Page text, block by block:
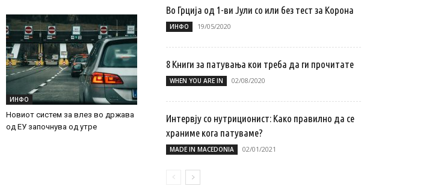
ИНФО
Новиот систем за влез во држава
од ЕУ започнува од утре
Во Грција од 1-ви Јули co или без тест за Корона
ИНФО 19/05/2020
8 Книги за патувања кои треба да ги прочитате
WHEN YOU ARE IN 02/08/2020
Интервју со нутриционист: Како правилно да се
храниме кога патуваме?
MADE IN MACEDONIA 02/01/2021